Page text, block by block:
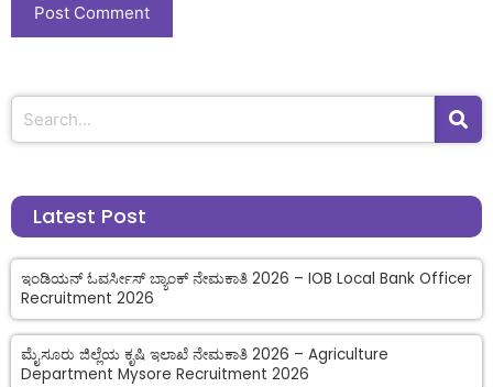
Latest Post
ಇಂಡಿಯನ್ ಓವರ್ಸೀಸ್ ಬ್ಯಾಂಕ್ ನೇಮಕಾತಿ 2026 – IOB Local Bank Officer
Recruitment 2026
ಮೈಸೂರು ಜಿಲ್ಲೆಯ ಕೃಷಿ ಇಲಾಖೆ ನೇಮಕಾತಿ 2026 – Agriculture
Department Mysore Recruitment 2026